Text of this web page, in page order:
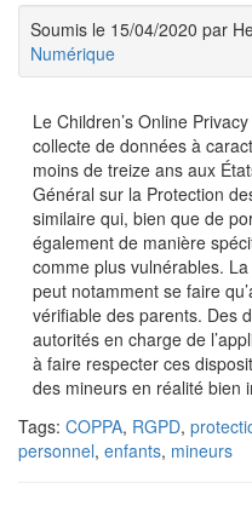
Soumis le 15/04/2020 par
Numérique
Le Children’s Online
collecte de données à
moins de treize ans aux
Général sur la Protection
similaire qui, bien que de
également de manière
comme plus vulnérables.
peut notamment se faire
vérifiable des parents. Des
autorités en charge de
à faire respecter ces
des mineurs en réalité bien
Tags: COPPA, RGPD,
personnel, enfants, mineurs